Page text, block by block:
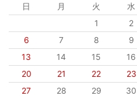
日 月 火 水
1
2
6
7 8 9
13
14 15 16
20
21 22 23
27
28 29 30